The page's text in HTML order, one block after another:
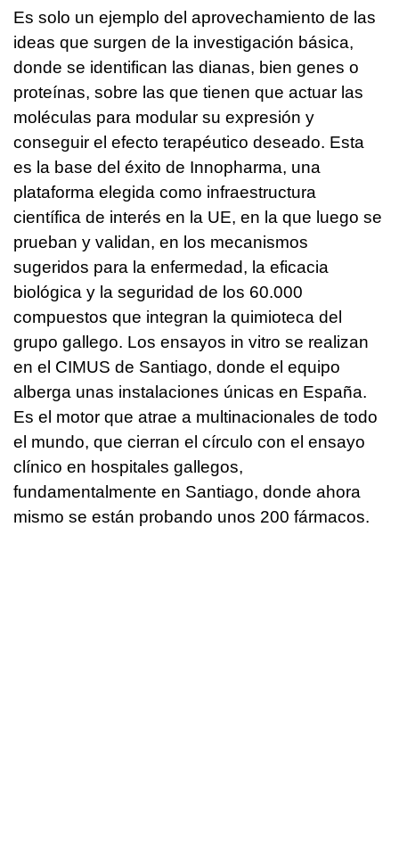
Es solo un ejemplo del aprovechamiento de las
ideas que surgen de la investigación básica,
donde se identifican las dianas, bien genes o
proteínas, sobre las que tienen que actuar las
moléculas para modular su expresión y
conseguir el efecto terapéutico deseado. Esta
es la base del éxito de Innopharma, una
plataforma elegida como infraestructura
científica de interés en la UE, en la que luego se
prueban y validan, en los mecanismos
sugeridos para la enfermedad, la eficacia
biológica y la seguridad de los 60.000
compuestos que integran la quimioteca del
grupo gallego. Los ensayos in vitro se realizan
en el CIMUS de Santiago, donde el equipo
alberga unas instalaciones únicas en España.
Es el motor que atrae a multinacionales de todo
el mundo, que cierran el círculo con el ensayo
clínico en hospitales gallegos,
fundamentalmente en Santiago, donde ahora
mismo se están probando unos 200 fármacos.